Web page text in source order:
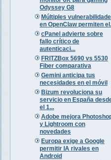
Odyssey G8
Múltiples
en OpenClaw permiten
cPanel advierte sobre
fallo crítico de
autenticaci...
FRITZBox 5690 vs 5530
Fiber comparativa
Gemini anticipa tus
necesidades en el móvil
Bizum revoluciona su
servicio en España
el 1...
Adobe mejora
y Lightroom con
novedades
Europa exige a Google
permitir IA rivales en
Android